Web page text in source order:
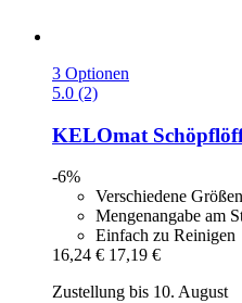
3 Optionen
5.0 (2)
KELOmat
-6%
Verschiedene Größen
Mengenangabe am
Einfach zu Reinigen
16,24 € 17,19 €
Zustellung bis 10. August